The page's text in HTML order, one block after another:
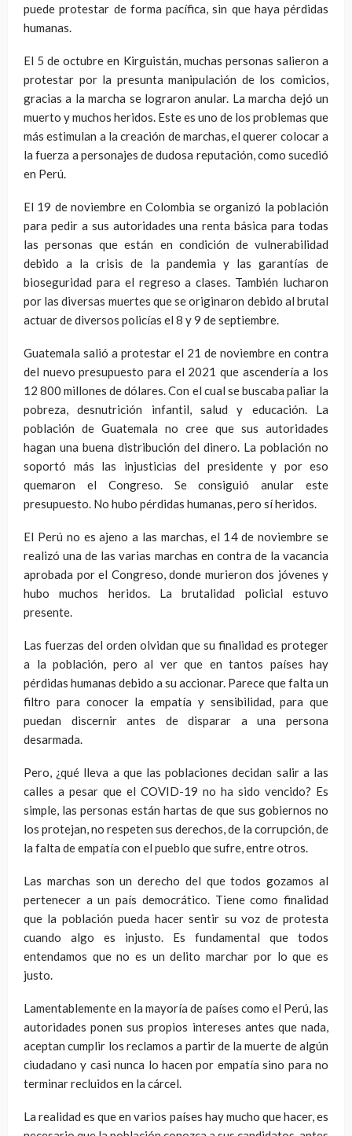
puede protestar de forma pacífica, sin que haya pérdidas
humanas.
El 5 de octubre en Kirguistán, muchas personas salieron a
protestar por la presunta manipulación de los comicios,
gracias a la marcha se lograron anular. La marcha dejó un
muerto y muchos heridos. Este es uno de los problemas que
más estimulan a la creación de marchas, el querer colocar a
la fuerza a personajes de dudosa reputación, como sucedió
en Perú.
El 19 de noviembre en Colombia se organizó la población
para pedir a sus autoridades una renta básica para todas
las personas que están en condición de vulnerabilidad
debido a la crisis de la pandemia y las garantías de
bioseguridad para el regreso a clases. También lucharon
por las diversas muertes que se originaron debido al brutal
actuar de diversos policías el 8 y 9 de septiembre.
Guatemala salió a protestar el 21 de noviembre en contra
del nuevo presupuesto para el 2021 que ascendería a los
12 800 millones de dólares. Con el cual se buscaba paliar la
pobreza, desnutrición infantil, salud y educación. La
población de Guatemala no cree que sus autoridades
hagan una buena distribución del dinero. La población no
soportó más las injusticias del presidente y por eso
quemaron el Congreso. Se consiguió anular este
presupuesto. No hubo pérdidas humanas, pero sí heridos.
El Perú no es ajeno a las marchas, el 14 de noviembre se
realizó una de las varias marchas en contra de la vacancia
aprobada por el Congreso, donde murieron dos jóvenes y
hubo muchos heridos. La brutalidad policial estuvo
presente.
Las fuerzas del orden olvidan que su finalidad es proteger
a la población, pero al ver que en tantos países hay
pérdidas humanas debido a su accionar. Parece que falta un
filtro para conocer la empatía y sensibilidad, para que
puedan discernir antes de disparar a una persona
desarmada.
Pero, ¿qué lleva a que las poblaciones decidan salir a las
calles a pesar que el COVID-19 no ha sido vencido? Es
simple, las personas están hartas de que sus gobiernos no
los protejan, no respeten sus derechos, de la corrupción, de
la falta de empatía con el pueblo que sufre, entre otros.
Las marchas son un derecho del que todos gozamos al
pertenecer a un país democrático. Tiene como finalidad
que la población pueda hacer sentir su voz de protesta
cuando algo es injusto. Es fundamental que todos
entendamos que no es un delito marchar por lo que es
justo.
Lamentablemente en la mayoría de países como el Perú, las
autoridades ponen sus propios intereses antes que nada,
aceptan cumplir los reclamos a partir de la muerte de algún
ciudadano y casi nunca lo hacen por empatía sino para no
terminar recluidos en la cárcel.
La realidad es que en varios países hay mucho que hacer, es